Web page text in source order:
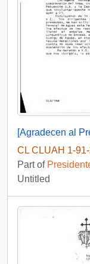
CL CLUAH 1-
Part of
Untitled